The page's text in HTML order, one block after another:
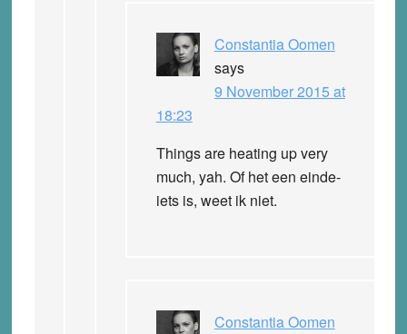
Constantia Oomen
says
9 November 2015 at
18:23
Things are heating up very
much, yah. Of het een einde-
iets is, weet ik niet.
Constantia Oomen